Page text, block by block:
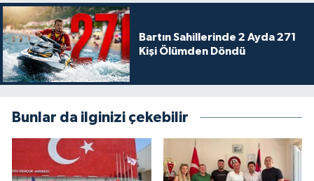
Bartın Sahillerinde 2 Ayda 271
Kişi Ölümden Döndü
Bunlar da ilginizi çekebilir